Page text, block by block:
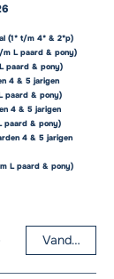
(1* t/m 4* & 2*p)
m L paard & pony)
paard & pony)
4 & 5 jarigen
paard & pony)
4 & 5 jarigen
paard & pony)
4 & 5 jarigen
L paard & pony)
Vandaag